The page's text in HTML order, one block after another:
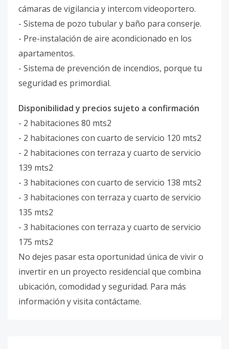
cámaras de vigilancia y intercom videoportero.
- Sistema de pozo tubular y baño para conserje.
- Pre-instalación de aire acondicionado en los
apartamentos.
- Sistema de prevención de incendios, porque tu
seguridad es primordial.
Disponibilidad y precios sujeto a confirmación
- 2 habitaciones 80 mts2
- 2 habitaciones con cuarto de servicio 120 mts2
- 2 habitaciones con terraza y cuarto de servicio
139 mts2
- 3 habitaciones con cuarto de servicio 138 mts2
- 3 habitaciones con terraza y cuarto de servicio
135 mts2
- 3 habitaciones con terraza y cuarto de servicio
175 mts2
No dejes pasar esta oportunidad única de vivir o
invertir en un proyecto residencial que combina
ubicación, comodidad y seguridad. Para más
información y visita contáctame.